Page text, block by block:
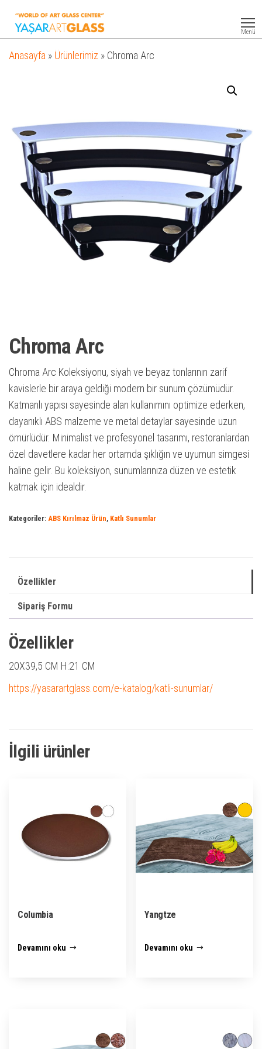
Glass
Menü
Anasayfa » Ürünlerimiz » Chroma Arc
Chroma Arc
Chroma Arc Koleksiyonu, siyah ve beyaz tonlarının zarif
kavislerle bir araya geldiği modern bir sunum çözümüdür.
Katmanlı yapısı sayesinde alan kullanımını optimize ederken,
dayanıklı ABS malzeme ve metal detaylar sayesinde uzun
ömürlüdür. Minimalist ve profesyonel tasarımı, restoranlardan
özel davetlere kadar her ortamda şıklığın ve uyumun simgesi
haline gelir. Bu koleksiyon, sunumlarınıza düzen ve estetik
katmak için idealdir.
Kategoriler: ABS Kırılmaz Ürün, Katlı Sunumlar
Özellikler
Sipariş Formu
Özellikler
20X39,5 CM H:21 CM
https://yasarartglass.com/e-katalog/katli-sunumlar/
İlgili ürünler
Columbia
Devamını oku
Yangtze
Devamını oku